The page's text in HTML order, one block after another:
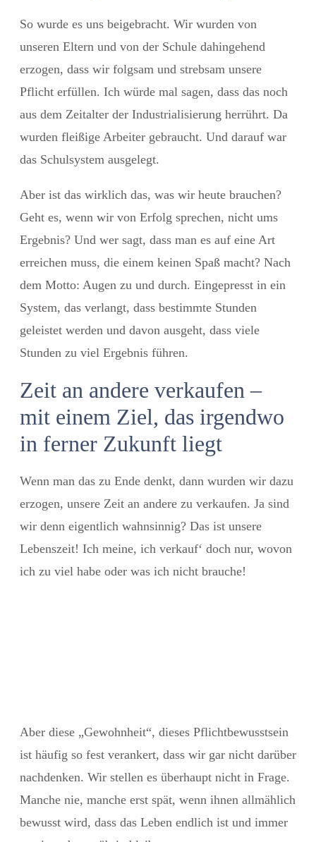
So wurde es uns beigebracht. Wir wurden von
unseren Eltern und von der Schule dahingehend
erzogen, dass wir folgsam und strebsam unsere
Pflicht erfüllen. Ich würde mal sagen, dass das noch
aus dem Zeitalter der Industrialisierung herrührt. Da
wurden fleißige Arbeiter gebraucht. Und darauf war
das Schulsystem ausgelegt.
Aber ist das wirklich das, was wir heute brauchen?
Geht es, wenn wir von Erfolg sprechen, nicht ums
Ergebnis? Und wer sagt, dass man es auf eine Art
erreichen muss, die einem keinen Spaß macht? Nach
dem Motto: Augen zu und durch. Eingepresst in ein
System, das verlangt, dass bestimmte Stunden
geleistet werden und davon ausgeht, dass viele
Stunden zu viel Ergebnis führen.
Zeit an andere verkaufen –
mit einem Ziel, das irgendwo
in ferner Zukunft liegt
Wenn man das zu Ende denkt, dann wurden wir dazu
erzogen, unsere Zeit an andere zu verkaufen. Ja sind
wir denn eigentlich wahnsinnig? Das ist unsere
Lebenszeit! Ich meine, ich verkauf‘ doch nur, wovon
ich zu viel habe oder was ich nicht brauche!
Aber diese „Gewohnheit“, dieses Pflichtbewusstsein
ist häufig so fest verankert, dass wir gar nicht darüber
nachdenken. Wir stellen es überhaupt nicht in Frage.
Manche nie, manche erst spät, wenn ihnen allmählich
bewusst wird, dass das Leben endlich ist und immer